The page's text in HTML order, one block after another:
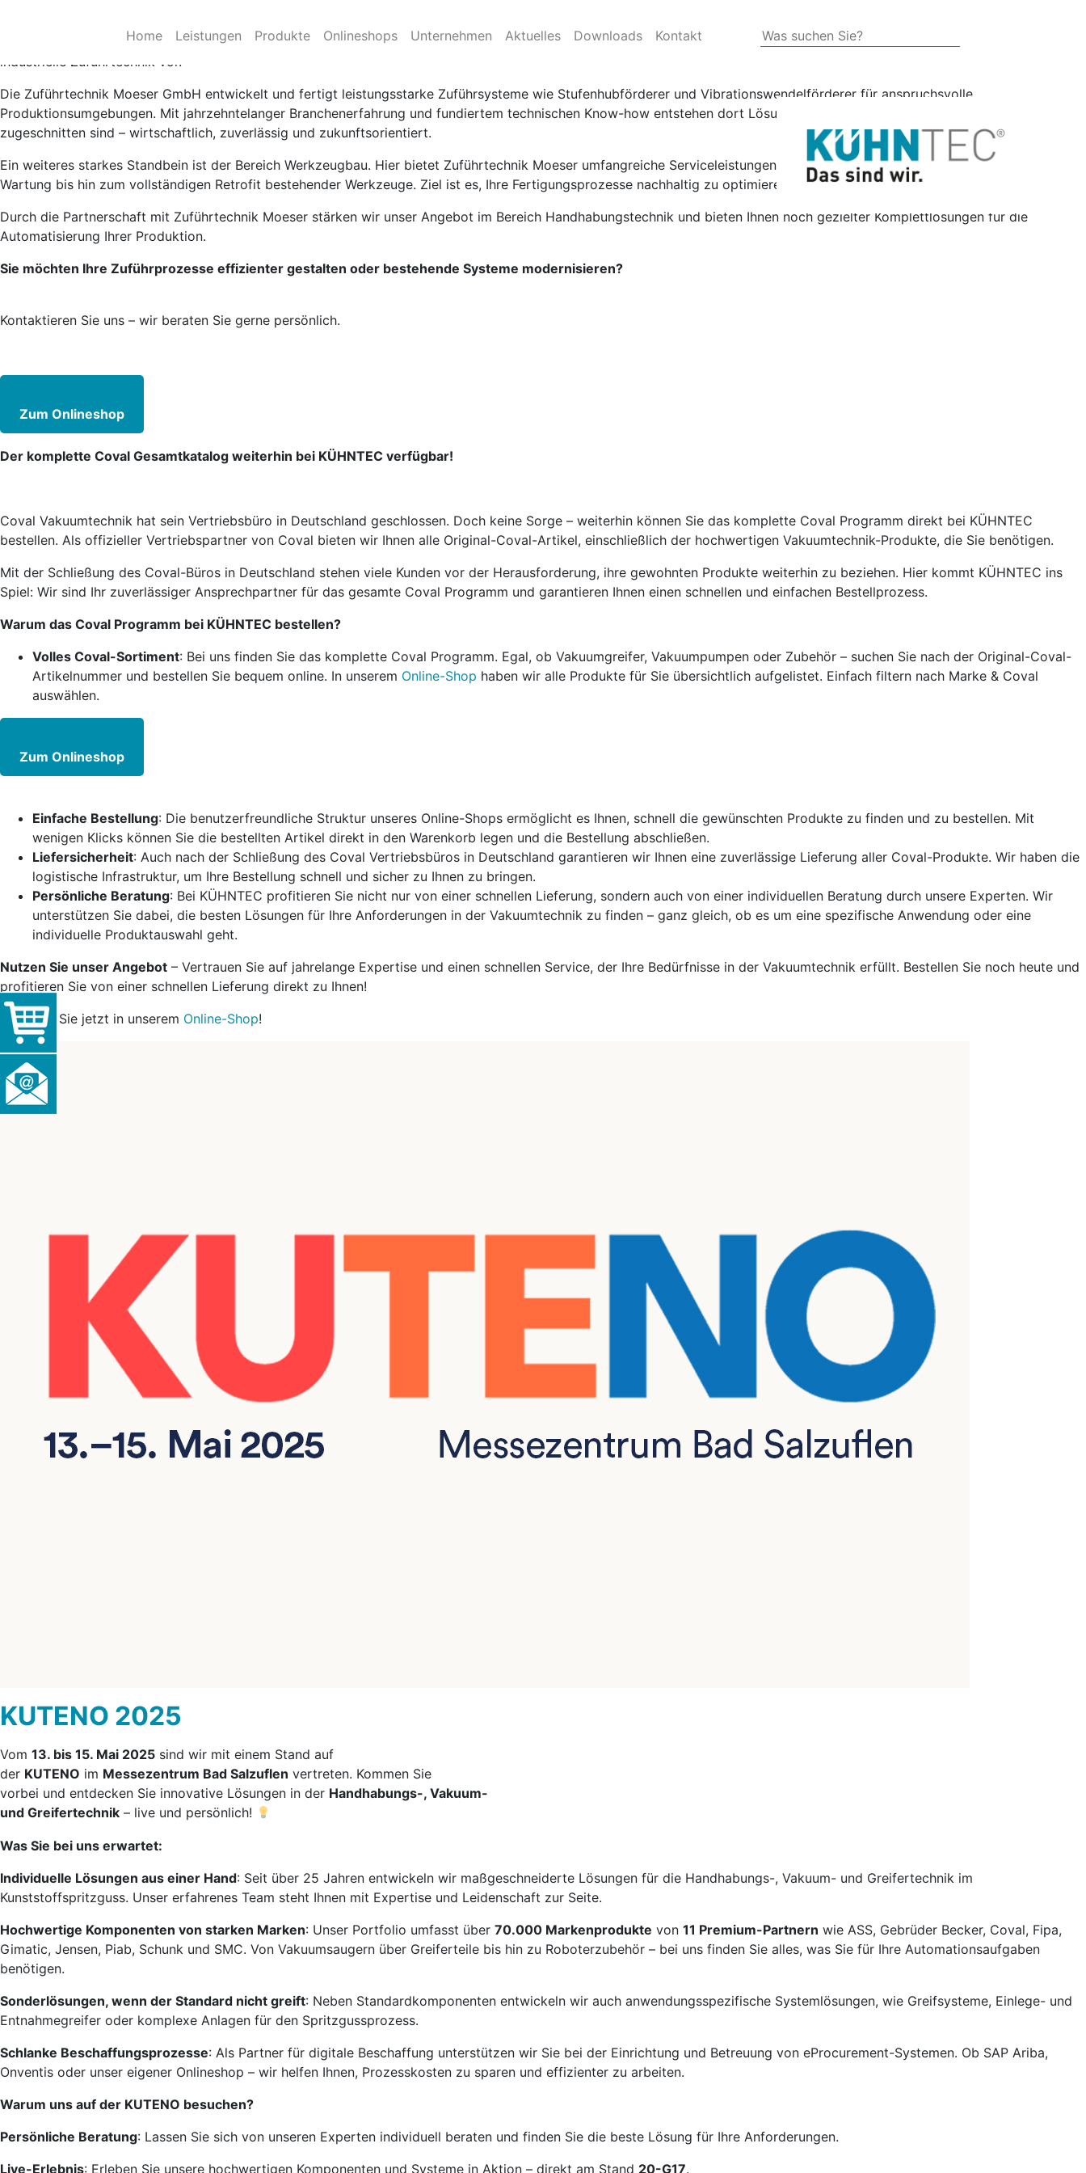
Home Leistungen Produkte Onlineshops Unternehmen Aktuelles Downloads Kontakt
KÜHNTEC erweitert sein Partnernetzwerk im Bereich Automatisierung und stellt Ihnen mit der Zuführtechnik Moeser GmbH aus Werdohl einen neuen, erfahrenen Spezialisten für
industrielle Zuführtechnik vor.
Die Zuführtechnik Moeser GmbH entwickelt und fertigt leistungsstarke Zuführsysteme wie Stufenhubförderer und Vibrationswendelförderer für anspruchsvolle
Produktionsumgebungen. Mit jahrzehntelanger Branchenerfahrung und fundiertem technischen Know-how entstehen dort Lösungen, die individuell auf Kundenanforderungen
zugeschnitten sind – wirtschaftlich, zuverlässig und zukunftsorientiert.
Ein weiteres starkes Standbein ist der Bereich Werkzeugbau. Hier bietet Zuführtechnik Moeser umfangreiche Serviceleistungen: von der fachgerechten Reparatur über die
Wartung bis hin zum vollständigen Retrofit bestehender Werkzeuge. Ziel ist es, Ihre Fertigungsprozesse nachhaltig zu optimieren und Ausfallzeiten zu minimieren.
Durch die Partnerschaft mit Zuführtechnik Moeser stärken wir unser Angebot im Bereich Handhabungstechnik und bieten Ihnen noch gezielter Komplettlösungen für die
Automatisierung Ihrer Produktion.
Sie möchten Ihre Zuführprozesse effizienter gestalten oder bestehende Systeme modernisieren?
Kontaktieren Sie uns – wir beraten Sie gerne persönlich.
Zum Onlineshop
Der komplette Coval Gesamtkatalog weiterhin bei KÜHNTEC verfügbar!
Coval Vakuumtechnik hat sein Vertriebsbüro in Deutschland geschlossen. Doch keine Sorge – weiterhin können Sie das komplette Coval Programm direkt bei KÜHNTEC
bestellen. Als offizieller Vertriebspartner von Coval bieten wir Ihnen alle Original-Coval-Artikel, einschließlich der hochwertigen Vakuumtechnik-Produkte, die Sie benötigen.
Mit der Schließung des Coval-Büros in Deutschland stehen viele Kunden vor der Herausforderung, ihre gewohnten Produkte weiterhin zu beziehen. Hier kommt KÜHNTEC ins
Spiel: Wir sind Ihr zuverlässiger Ansprechpartner für das gesamte Coval Programm und garantieren Ihnen einen schnellen und einfachen Bestellprozess.
Warum das Coval Programm bei KÜHNTEC bestellen?
Volles Coval-Sortiment: Bei uns finden Sie das komplette Coval Programm. Egal, ob Vakuumgreifer, Vakuumpumpen oder Zubehör – suchen Sie nach der Original-Coval-
Artikelnummer und bestellen Sie bequem online. In unserem Online-Shop haben wir alle Produkte für Sie übersichtlich aufgelistet. Einfach filtern nach Marke & Coval
auswählen.
Zum Onlineshop
Einfache Bestellung: Die benutzerfreundliche Struktur unseres Online-Shops ermöglicht es Ihnen, schnell die gewünschten Produkte zu finden und zu bestellen. Mit
wenigen Klicks können Sie die bestellten Artikel direkt in den Warenkorb legen und die Bestellung abschließen.
Liefersicherheit: Auch nach der Schließung des Coval Vertriebsbüros in Deutschland garantieren wir Ihnen eine zuverlässige Lieferung aller Coval-Produkte. Wir haben die
logistische Infrastruktur, um Ihre Bestellung schnell und sicher zu Ihnen zu bringen.
Persönliche Beratung: Bei KÜHNTEC profitieren Sie nicht nur von einer schnellen Lieferung, sondern auch von einer individuellen Beratung durch unsere Experten. Wir
unterstützen Sie dabei, die besten Lösungen für Ihre Anforderungen in der Vakuumtechnik zu finden – ganz gleich, ob es um eine spezifische Anwendung oder eine
individuelle Produktauswahl geht.
Nutzen Sie unser Angebot – Vertrauen Sie auf jahrelange Expertise und einen schnellen Service, der Ihre Bedürfnisse in der Vakuumtechnik erfüllt. Bestellen Sie noch heute und
profitieren Sie von einer schnellen Lieferung direkt zu Ihnen!
Bestellen Sie jetzt in unserem Online-Shop!
KUTENO 2025
Vom 13. bis 15. Mai 2025 sind wir mit einem Stand auf
der KUTENO im Messezentrum Bad Salzuflen vertreten. Kommen Sie
vorbei und entdecken Sie innovative Lösungen in der Handhabungs-, Vakuum-
und Greifertechnik – live und persönlich!
Was Sie bei uns erwartet:
Individuelle Lösungen aus einer Hand: Seit über 25 Jahren entwickeln wir maßgeschneiderte Lösungen für die Handhabungs-, Vakuum- und Greifertechnik im
Kunststoffspritzguss. Unser erfahrenes Team steht Ihnen mit Expertise und Leidenschaft zur Seite.
Hochwertige Komponenten von starken Marken: Unser Portfolio umfasst über 70.000 Markenprodukte von 11 Premium-Partnern wie ASS, Gebrüder Becker, Coval, Fipa,
Gimatic, Jensen, Piab, Schunk und SMC. Von Vakuumsaugern über Greiferteile bis hin zu Roboterzubehör – bei uns finden Sie alles, was Sie für Ihre Automationsaufgaben
benötigen.
Sonderlösungen, wenn der Standard nicht greift: Neben Standardkomponenten entwickeln wir auch anwendungsspezifische Systemlösungen, wie Greifsysteme, Einlege- und
Entnahmegreifer oder komplexe Anlagen für den Spritzgussprozess.
Schlanke Beschaffungsprozesse: Als Partner für digitale Beschaffung unterstützen wir Sie bei der Einrichtung und Betreuung von eProcurement-Systemen. Ob SAP Ariba,
Onventis oder unser eigener Onlineshop – wir helfen Ihnen, Prozesskosten zu sparen und effizienter zu arbeiten.
Warum uns auf der KUTENO besuchen?
Persönliche Beratung: Lassen Sie sich von unseren Experten individuell beraten und finden Sie die beste Lösung für Ihre Anforderungen.
Live-Erlebnis: Erleben Sie unsere hochwertigen Komponenten und Systeme in Aktion – direkt am Stand 20-G17.